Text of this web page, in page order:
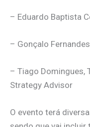
– Eduardo Baptista
– Gonçalo
– Tiago Domingues,
Strategy Advisor
O evento terá